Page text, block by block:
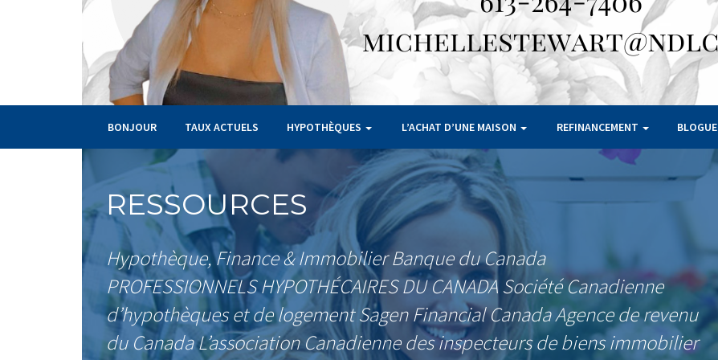
BONJOUR TAUX ACTUELS HYPOTHÈQUES L’ACHAT D’UNE MAISON REFINANCEMENT BLOGUE
RESSOURCES
Hypothèque, Finance & Immobilier Banque du Canada
PROFESSIONNELS HYPOTHÉCAIRES DU CANADA Société Canadienne
d’hypothèques et de logement Sagen Financial Canada Agence de revenu
du Canada L’association Canadienne des inspecteurs de biens immobilier